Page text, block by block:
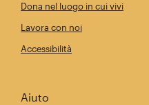
Dona nel luogo in cui vivi
Lavora con noi
Accessibilità
Aiuto